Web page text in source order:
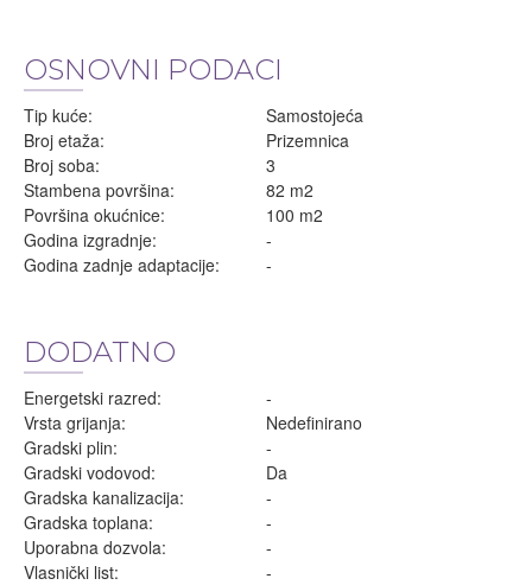
OSNOVNI PODACI
Tip kuće:
Samostojeća
Broj etaža:
Prizemnica
Broj soba:
3
Stambena površina:
82 m2
Površina okućnice:
100 m2
Godina izgradnje:
-
Godina zadnje adaptacije:
-
DODATNO
Energetski razred:
-
Vrsta grijanja:
Nedefinirano
Gradski plin:
-
Gradski vodovod:
Da
Gradska kanalizacija:
-
Gradska toplana:
-
Uporabna dozvola:
-
Vlasnički list:
-